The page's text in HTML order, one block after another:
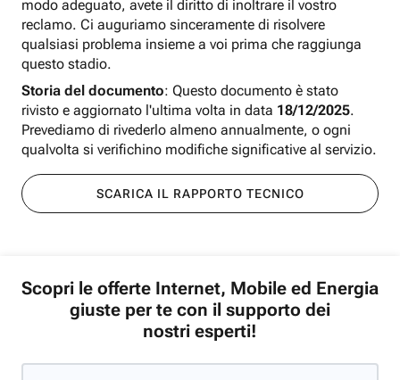
modo adeguato, avete il diritto di inoltrare il vostro
reclamo. Ci auguriamo sinceramente di risolvere
qualsiasi problema insieme a voi prima che raggiunga
questo stadio.
Storia del documento: Questo documento è stato
rivisto e aggiornato l'ultima volta in data 18/12/2025.
Prevediamo di rivederlo almeno annualmente, o ogni
qualvolta si verifichino modifiche significative al servizio.
SCARICA IL RAPPORTO TECNICO
Scopri le offerte Internet, Mobile ed Energia
giuste per te con il supporto dei
nostri esperti!